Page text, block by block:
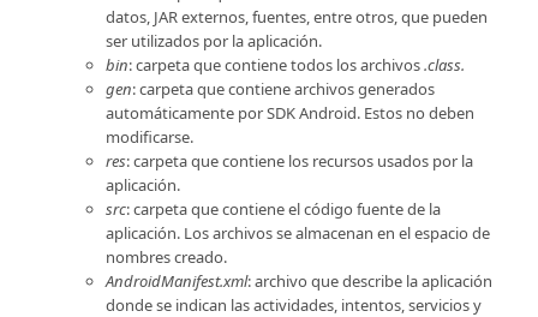
datos, JAR externos, fuentes, entre otros, que pueden
ser utilizados por la aplicación.
bin: carpeta que contiene todos los archivos.class.
gen: carpeta que contiene archivos generados
automáticamente por SDK Android. Estos no deben
modificarse.
res: carpeta que contiene los recursos usados por la
aplicación.
src: carpeta que contiene el código fuente de la
aplicación. Los archivos se almacenan en el espacio de
nombres creado.
AndroidManifest.xml: archivo que describe la aplicación
donde se indican las actividades, intentos, servicios y